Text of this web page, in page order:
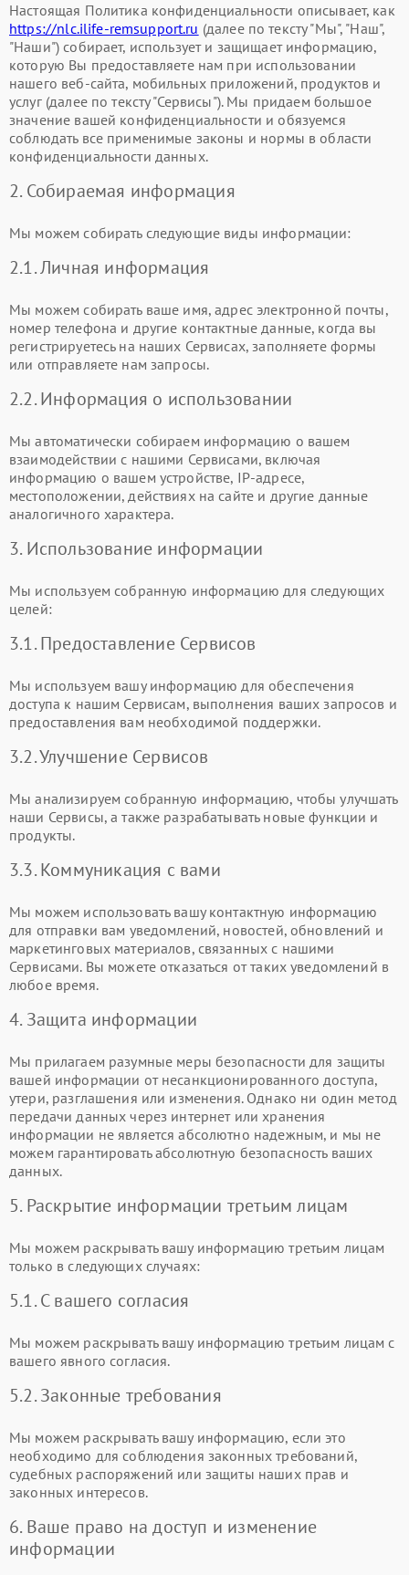
Настоящая Политика конфиденциальности описывает, как
https://nlc.ilife-remsupport.ru (далее по тексту "Мы", "Наш",
"Наши") собирает, использует и защищает информацию,
которую Вы предоставляете нам при использовании
нашего веб-сайта, мобильных приложений, продуктов и
услуг (далее по тексту "Сервисы"). Мы придаем большое
значение вашей конфиденциальности и обязуемся
соблюдать все применимые законы и нормы в области
конфиденциальности данных.
2. Собираемая информация
Мы можем собирать следующие виды информации:
2.1. Личная информация
Мы можем собирать ваше имя, адрес электронной почты,
номер телефона и другие контактные данные, когда вы
регистрируетесь на наших Сервисах, заполняете формы
или отправляете нам запросы.
2.2. Информация о использовании
Мы автоматически собираем информацию о вашем
взаимодействии с нашими Сервисами, включая
информацию о вашем устройстве, IP-адресе,
местоположении, действиях на сайте и другие данные
аналогичного характера.
3. Использование информации
Мы используем собранную информацию для следующих
целей:
3.1. Предоставление Сервисов
Мы используем вашу информацию для обеспечения
доступа к нашим Сервисам, выполнения ваших запросов и
предоставления вам необходимой поддержки.
3.2. Улучшение Сервисов
Мы анализируем собранную информацию, чтобы улучшать
наши Сервисы, а также разрабатывать новые функции и
продукты.
3.3. Коммуникация с вами
Мы можем использовать вашу контактную информацию
для отправки вам уведомлений, новостей, обновлений и
маркетинговых материалов, связанных с нашими
Сервисами. Вы можете отказаться от таких уведомлений в
любое время.
4. Защита информации
Мы прилагаем разумные меры безопасности для защиты
вашей информации от несанкционированного доступа,
утери, разглашения или изменения. Однако ни один метод
передачи данных через интернет или хранения
информации не является абсолютно надежным, и мы не
можем гарантировать абсолютную безопасность ваших
данных.
5. Раскрытие информации третьим лицам
Мы можем раскрывать вашу информацию третьим лицам
только в следующих случаях:
5.1. С вашего согласия
Мы можем раскрывать вашу информацию третьим лицам с
вашего явного согласия.
5.2. Законные требования
Мы можем раскрывать вашу информацию, если это
необходимо для соблюдения законных требований,
судебных распоряжений или защиты наших прав и
законных интересов.
6. Ваше право на доступ и изменение
информации